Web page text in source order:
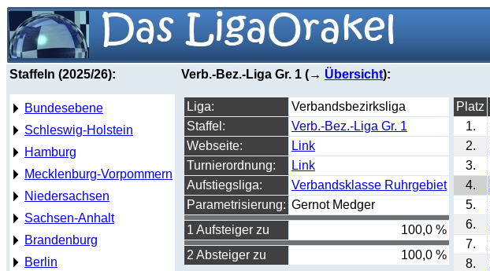
Staffeln (2025/26):
Bundesebene
Schleswig-Holstein
Hamburg
Mecklenburg-Vorpommern
Niedersachsen
Sachsen-Anhalt
Brandenburg
Berlin
Verb.-Bez.-Liga Gr. 1 (→ Übersicht):
Liga:
Verbandsbezirksliga
Staffel:
Verb.-Bez.-Liga Gr. 1
Webseite:
Link
Turnierordnung:
Link
Aufstiegsliga:
Verbandsklasse Ruhrgebiet
Parametrisierung: Gernot Medger
1 Aufsteiger zu
100,0 %
2 Absteiger zu
100,0 %
Platz
1.
2.
3.
4.
5.
6.
7.
8.